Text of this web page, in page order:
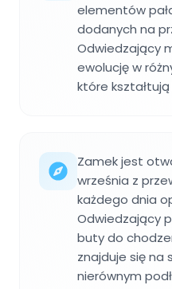
elementów
dodanych na
Odwiedzający
ewolucję w
które
Zamek jest
września z
każdego dnia
Odwiedzający
buty do
znajduje się na
nierównym